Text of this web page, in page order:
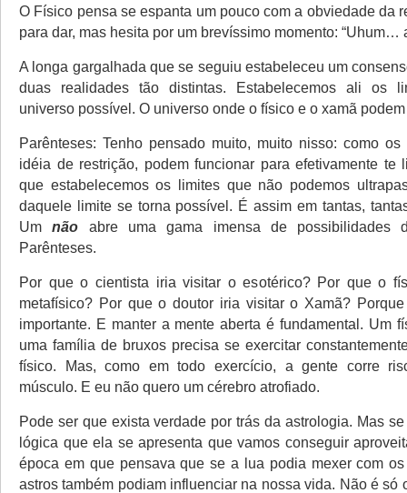
O Físico pensa se espanta um pouco com a obviedade da
para dar, mas hesita por um brevíssimo momento: “Uhum…
A longa gargalhada que se seguiu estabeleceu um
duas realidades tão distintas. Estabelecemos ali os
universo possível. O universo onde o físico e o xamã
Parênteses: Tenho pensado muito, muito nisso: como
idéia de restrição, podem funcionar para efetivamente te
que estabelecemos os limites que não podemos
daquele limite se torna possível. É assim em tantas,
Umnão abre uma gama imensa de possibilidades
Parênteses.
Por que o cientista iria visitar o esotérico? Por que o
metafísico? Por que o doutor iria visitar o Xamã?
importante. E manter a mente aberta é fundamental. Um
uma família de bruxos precisa se exercitar
físico. Mas, como em todo exercício, a gente corre
músculo. E eu não quero um cérebro atrofiado.
Pode ser que exista verdade por trás da astrologia. Mas
lógica que ela se apresenta que vamos conseguir
época em que pensava que se a lua podia mexer com
astros também podiam influenciar na nossa vida. Não é só